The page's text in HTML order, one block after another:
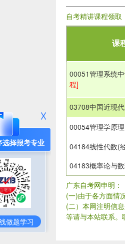
自考精讲课程领取
课
00051管理系统
程]
03708中国近现
00054管理学原理
04184线性代数(
04183概率论与
广东自考网申明：
(一)由于各方面情
(二）本网注明信
等请与本站联系
选择报考专业
做题学习